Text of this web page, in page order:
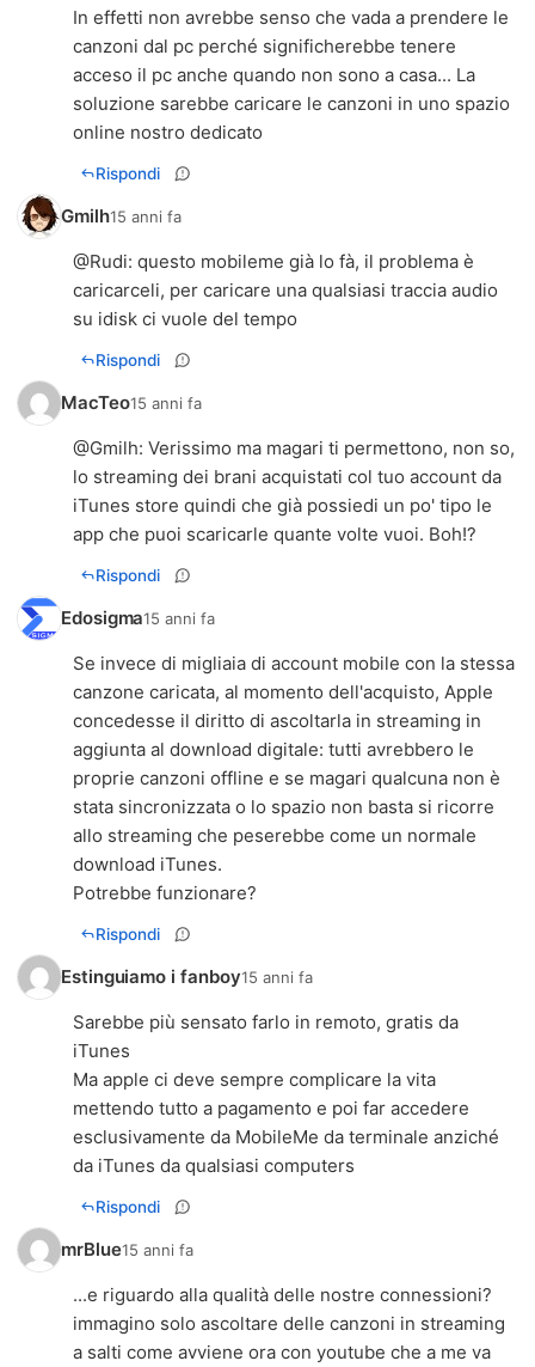
In effetti non avrebbe senso che vada a prendere le
canzoni dal pc perché significherebbe tenere
acceso il pc anche quando non sono a casa... La
soluzione sarebbe caricare le canzoni in uno spazio
online nostro dedicato
Rispondi
Gmilh15 anni fa
@Rudi: questo mobileme già lo fà, il problema è
caricarceli, per caricare una qualsiasi traccia audio
su idisk ci vuole del tempo
Rispondi
MacTeo15 anni fa
@Gmilh: Verissimo ma magari ti permettono, non so,
lo streaming dei brani acquistati col tuo account da
iTunes store quindi che già possiedi un po' tipo le
app che puoi scaricarle quante volte vuoi. Boh!?
Rispondi
Edosigma15 anni fa
Se invece di migliaia di account mobile con la stessa
canzone caricata, al momento dell'acquisto, Apple
concedesse il diritto di ascoltarla in streaming in
aggiunta al download digitale: tutti avrebbero le
proprie canzoni offline e se magari qualcuna non è
stata sincronizzata o lo spazio non basta si ricorre
allo streaming che peserebbe come un normale
download iTunes.
Potrebbe funzionare?
Rispondi
Estinguiamo i fanboy15 anni fa
Sarebbe più sensato farlo in remoto, gratis da
iTunes
Ma apple ci deve sempre complicare la vita
mettendo tutto a pagamento e poi far accedere
esclusivamente da MobileMe da terminale anziché
da iTunes da qualsiasi computers
Rispondi
mrBlue15 anni fa
...e riguardo alla qualità delle nostre connessioni?
immagino solo ascoltare delle canzoni in streaming
a salti come avviene ora con youtube che a me va